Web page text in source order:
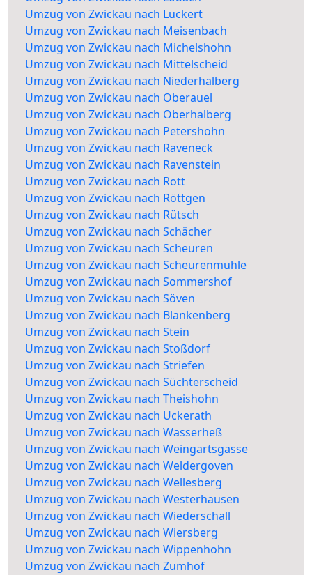
Umzug von Zwickau nach Lückert
Umzug von Zwickau nach Meisenbach
Umzug von Zwickau nach Michelshohn
Umzug von Zwickau nach Mittelscheid
Umzug von Zwickau nach Niederhalberg
Umzug von Zwickau nach Oberauel
Umzug von Zwickau nach Oberhalberg
Umzug von Zwickau nach Petershohn
Umzug von Zwickau nach Raveneck
Umzug von Zwickau nach Ravenstein
Umzug von Zwickau nach Rott
Umzug von Zwickau nach Röttgen
Umzug von Zwickau nach Rütsch
Umzug von Zwickau nach Schächer
Umzug von Zwickau nach Scheuren
Umzug von Zwickau nach Scheurenmühle
Umzug von Zwickau nach Sommershof
Umzug von Zwickau nach Söven
Umzug von Zwickau nach Blankenberg
Umzug von Zwickau nach Stein
Umzug von Zwickau nach Stoßdorf
Umzug von Zwickau nach Striefen
Umzug von Zwickau nach Süchterscheid
Umzug von Zwickau nach Theishohn
Umzug von Zwickau nach Uckerath
Umzug von Zwickau nach Wasserheß
Umzug von Zwickau nach Weingartsgasse
Umzug von Zwickau nach Weldergoven
Umzug von Zwickau nach Wellesberg
Umzug von Zwickau nach Westerhausen
Umzug von Zwickau nach Wiederschall
Umzug von Zwickau nach Wiersberg
Umzug von Zwickau nach Wippenhohn
Umzug von Zwickau nach Zumhof